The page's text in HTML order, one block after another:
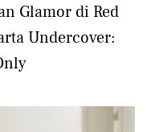
Glamor di Red
Undercover: